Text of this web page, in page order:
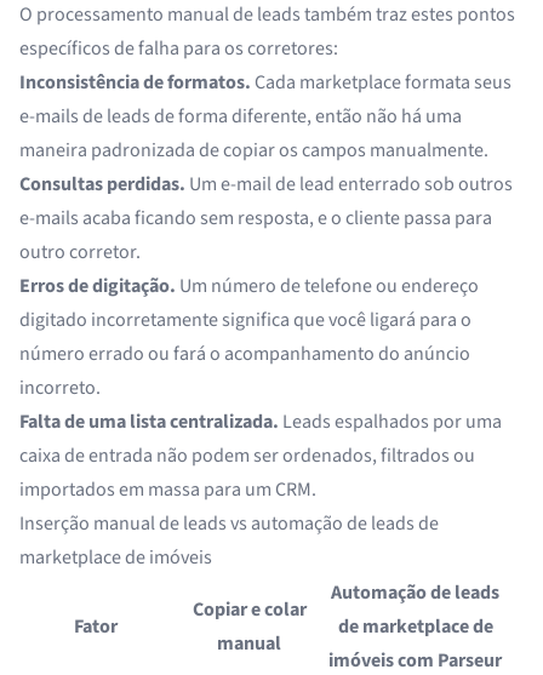
O processamento manual de leads também traz estes pontos
específicos de falha para os corretores:
Inconsistência de formatos. Cada marketplace formata seus
e-mails de leads de forma diferente, então não há uma
maneira padronizada de copiar os campos manualmente.
Consultas perdidas. Um e-mail de lead enterrado sob outros
e-mails acaba ficando sem resposta, e o cliente passa para
outro corretor.
Erros de digitação. Um número de telefone ou endereço
digitado incorretamente significa que você ligará para o
número errado ou fará o acompanhamento do anúncio
incorreto.
Falta de uma lista centralizada. Leads espalhados por uma
caixa de entrada não podem ser ordenados, filtrados ou
importados em massa para um CRM.
Inserção manual de leads vs automação de leads de
marketplace de imóveis
Fator
Copiar e colar
manual
Automação de leads
de marketplace de
imóveis com Parseur